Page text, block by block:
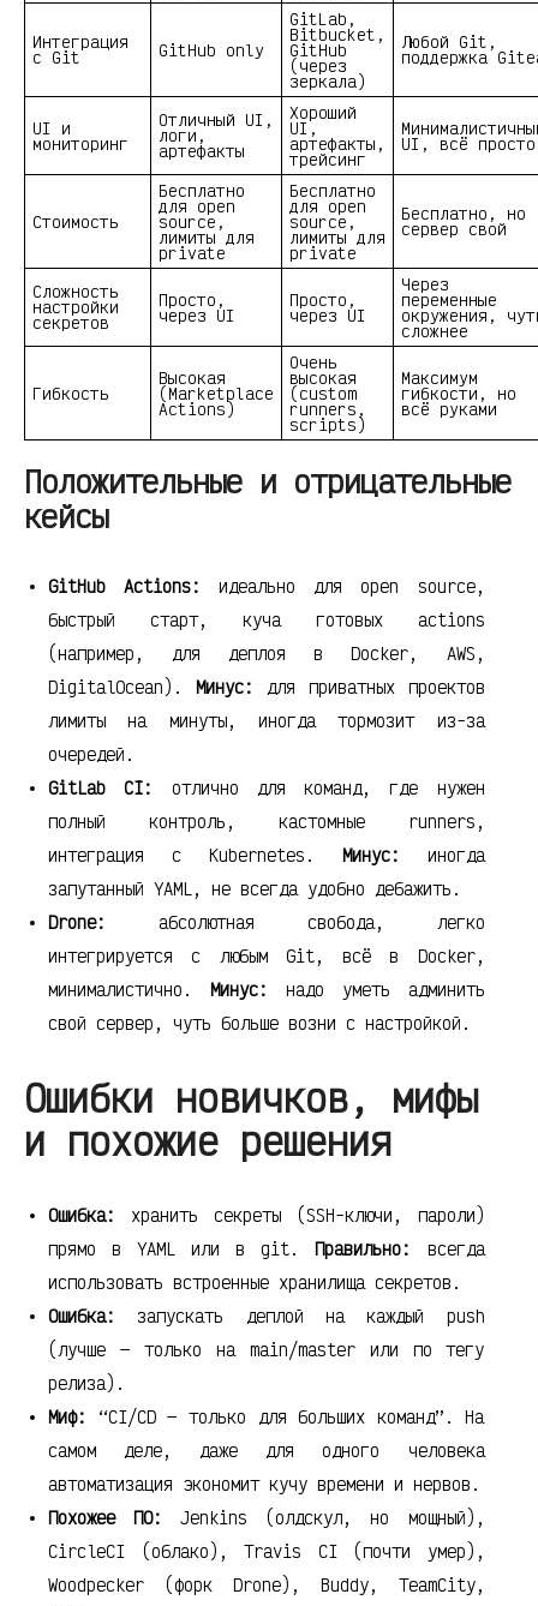
Интеграция
с Git GitHub only
GitLab,
Bitbucket,
GitHub
(через
зеркала)
Любой Git,
поддержка
UI и
мониторинг
Отличный UI,
логи,
артефакты
Хороший
UI,
артефакты,
трейсинг
UI, всё просто
Стоимость
Бесплатно
для open
source,
лимиты для
private
Бесплатно
для open
source,
лимиты для
private
Бесплатно, но
сервер свой
Сложность
настройки
секретов
Просто,
через UI
Просто,
через UI
Через
переменные
окружения,
сложнее
Гибкость
Высокая
(Marketplace
Actions)
Очень
высокая
(custom
runners,
scripts)
Максимум
гибкости, но
всё руками
Положительные и отрицательные
кейсы
GitHub Actions:
идеально для open source,
быстрый старт, куча готовых actions
(например, для деплоя в Docker, AWS,
DigitalOcean). Минус: для приватных проектов
лимиты на минуты, иногда тормозит из-за
очередей.
GitLab CI:
отлично для команд, где нужен
полный контроль, кастомные runners,
интеграция с Kubernetes. Минус: иногда
запутанный YAML, не всегда удобно дебажить.
Drone:
абсолютная свобода, легко
интегрируется с любым Git, всё в Docker,
минималистично. Минус: надо уметь админить
свой сервер, чуть больше возни с настройкой.
Ошибки новичков, мифы
и похожие решения
Ошибка:
хранить секреты (SSH-ключи, пароли)
прямо в YAML или в git.Правильно:
всегда
использовать встроенные хранилища секретов.
Ошибка:
запускать деплой на каждый push
(лучше — только на main/master или по тегу
релиза).
Миф:
“CI/CD — только для больших команд”. На
самом деле, даже для одного человека
автоматизация экономит кучу времени и нервов.
Похожее ПО:
Jenkins (олдскул, но мощный),
CircleCI (облако), Travis CI (почти умер),
Woodpecker (форк Drone), Buddy, TeamCity,